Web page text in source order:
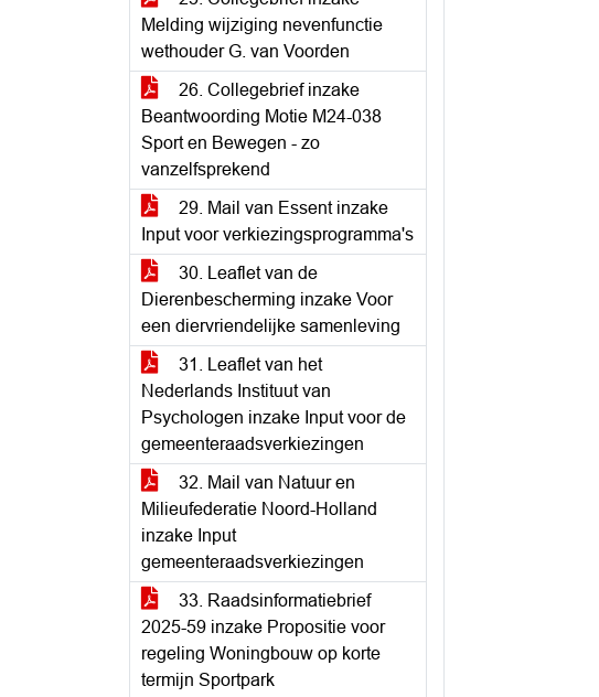
Melding wijziging nevenfunctie
wethouder G. van Voorden
26. Collegebrief inzake
Beantwoording Motie M24-038
Sport en Bewegen - zo
vanzelfsprekend
29. Mail van Essent inzake
Input voor verkiezingsprogramma's
30. Leaflet van de
Dierenbescherming inzake Voor
een diervriendelijke samenleving
31. Leaflet van het
Nederlands Instituut van
Psychologen inzake Input voor de
gemeenteraadsverkiezingen
32. Mail van Natuur en
Milieufederatie Noord-Holland
inzake Input
gemeenteraadsverkiezingen
33. Raadsinformatiebrief
2025-59 inzake Propositie voor
regeling Woningbouw op korte
termijn Sportpark